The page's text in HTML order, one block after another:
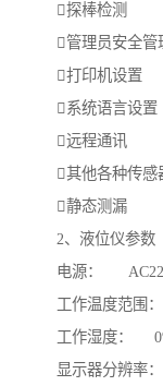
探棒检测
管理员安全管
打印机设置
系统语言设置
远程通讯
其他各种传感
静态测漏
2、液位仪参数
电源：
工作温度范围
工作湿度：
显示器分辨率